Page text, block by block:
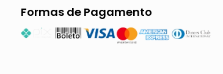
c
e
b
s
t
a
Formas de Pagamento